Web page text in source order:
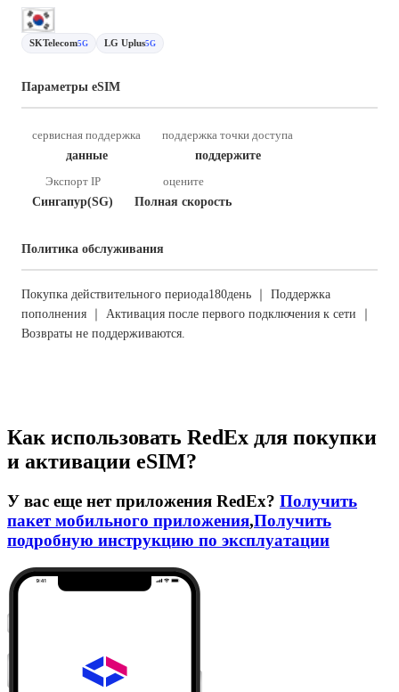
SKTelecom5G LG Uplus5G
Параметры eSIM
сервисная поддержка
данные
поддержка точки доступа
поддержите
Экспорт IP
Сингапур(SG)
оцените
Полная скорость
Политика обслуживания
Покупка действительного периода180день ｜ Поддержка
пополнения ｜ Активация после первого подключения к сети ｜
Возвраты не поддерживаются.
Как использовать RedEx для покупки
и активации eSIM?
У вас еще нет приложения RedEx? Получить
пакет мобильного приложения,Получить
подробную инструкцию по эксплуатации